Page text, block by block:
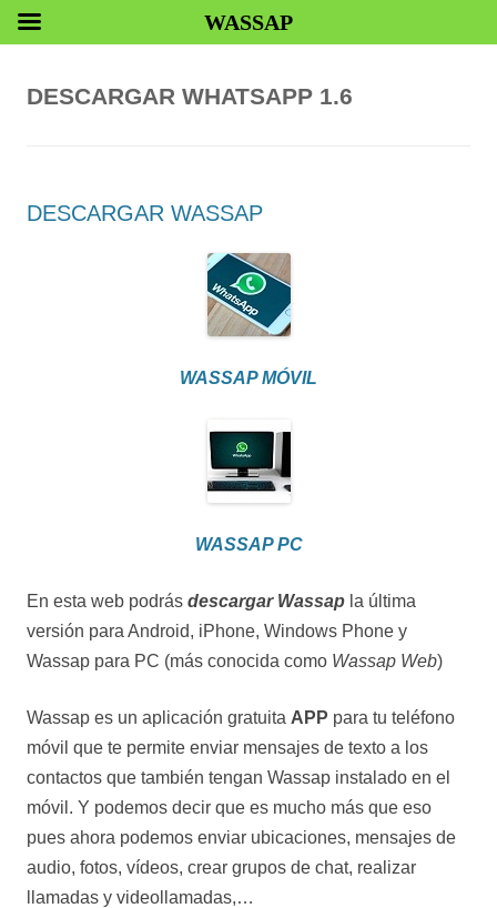
DESCARGAR WHATSAPP 1.6
DESCARGAR WASSAP
WASSAP MÓVIL
WASSAP PC
En esta web podrás descargar Wassap la última
versión para Android, iPhone, Windows Phone y
Wassap para PC (más conocida como Wassap Web)
Wassap es un aplicación gratuita APP para tu teléfono
móvil que te permite enviar mensajes de texto a los
contactos que también tengan Wassap instalado en el
móvil. Y podemos decir que es mucho más que eso
pues ahora podemos enviar ubicaciones, mensajes de
audio, fotos, vídeos, crear grupos de chat, realizar
llamadas y videollamadas,…
WASSAP